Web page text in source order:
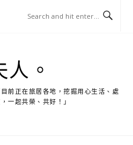
人。
前正在旅居各地，挖掘用心生活、處
一起共榮、共好！」